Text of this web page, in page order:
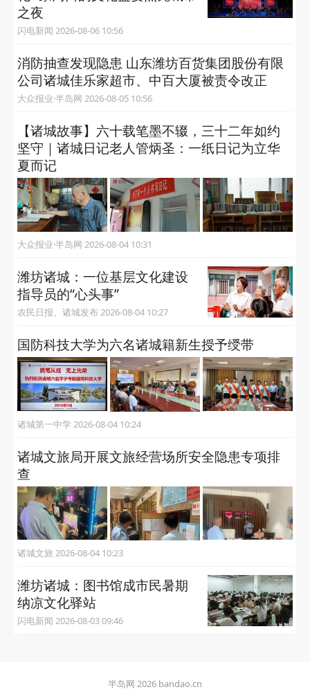
大众报业·半岛网 2026-08-07 14:43
潍坊诸城：文化惠民加码幸福
群众多彩时光
闪电新闻、诸城发布 2026-08-07 14:41
潍坊诸城“‌北朝第一笑佛‌”与龙门
石窟的佛缘
大众新闻 2026-08-06 10:58
潍坊诸城：从“送文化”到“种文
之夜
闪电新闻 2026-08-06 10:56
公司诸城佳乐家超市、中百大厦被责令改正
大众报业·半岛网 2026-08-05 10:56
【诸城故事】六十载笔墨不辍，三十二年如约
坚守｜诸城日记老人管炳圣：一纸日记为立华
夏而记
大众报业·半岛网 2026-08-04 10:31
潍坊诸城：一位基层文化建设
指导员的“心头事”
农民日报、诸城发布 2026-08-04 10:27
国防科技大学为六名诸城籍新生授予绶带